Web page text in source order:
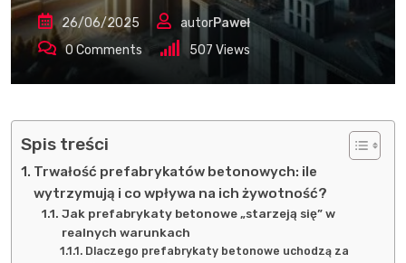
26/06/2025 autorPaweł
0Comments 507 Views
Spis treści
Trwałość prefabrykatów betonowych: ile
wytrzymują i co wpływa na ich żywotność?
Jak prefabrykaty betonowe „starzeją się” w
realnych warunkach
Dlaczego prefabrykaty betonowe uchodzą za